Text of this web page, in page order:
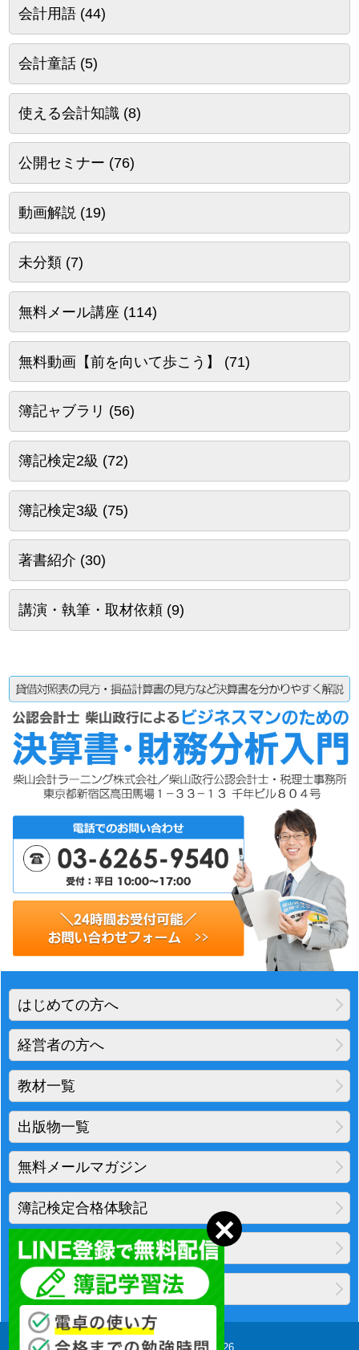
会計用語(44)
会計童話(5)
使える会計知識(8)
公開セミナー (76)
動画解説 (19)
未分類(7)
無料メール講座 (114)
無料動画【前を向いて歩こう】 (71)
簿記ャブラリ (56)
簿記検定2級 (72)
簿記検定3級 (75)
著書紹介 (30)
講演・執筆・取材依頼(9)
はじめての方へ
経営者の方へ
教材一覧
出版物一覧
無料メールマガジン
簿記検定合格体験記
地図・アクセス
プライバシーポリシー
Copyright(C) 2010-2026